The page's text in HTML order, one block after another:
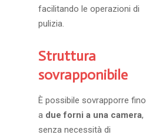
facilitando le operazioni di
pulizia.
Struttura
sovrapponibile
È possibile sovrapporre fino
a due forni a una camera,
senza necessità di